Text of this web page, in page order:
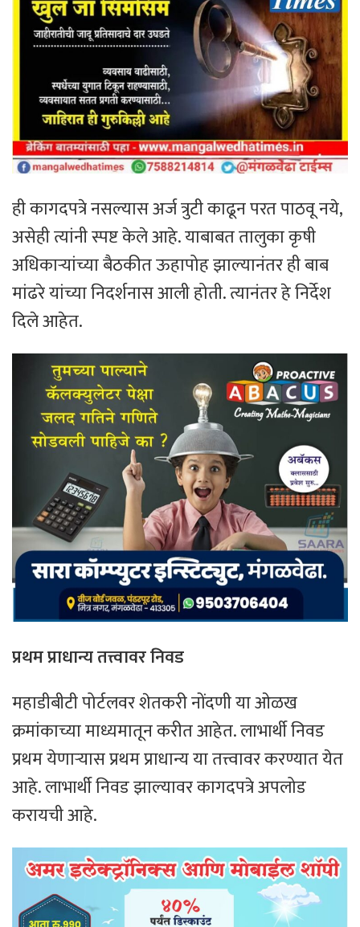
ही कागदपत्रे नसल्यास अर्ज त्रुटी काढून परत पाठवू नये,
असेही त्यांनी स्पष्ट केले आहे. याबाबत तालुका कृषी
अधिकाऱ्यांच्या बैठकीत ऊहापोह झाल्यानंतर ही बाब
मांढरे यांच्या निदर्शनास आली होती. त्यानंतर हे निर्देश
दिले आहेत.
प्रथम प्राधान्य तत्त्वावर निवड
महाडीबीटी पोर्टलवर शेतकरी नोंदणी या ओळख
क्रमांकाच्या माध्यमातून करीत आहेत. लाभार्थी निवड
प्रथम येणाऱ्यास प्रथम प्राधान्य या तत्त्वावर करण्यात येत
आहे. लाभार्थी निवड झाल्यावर कागदपत्रे अपलोड
करायची आहे.